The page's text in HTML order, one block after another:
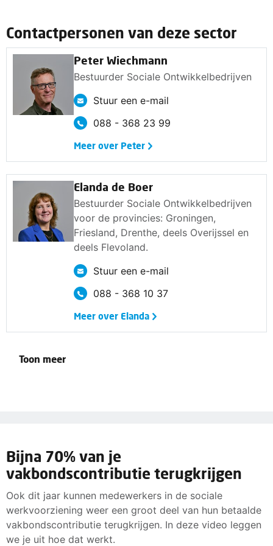
Contactpersonen van deze sector
Peter Wiechmann
Bestuurder Sociale Ontwikkelbedrijven
Stuur een e-mail
088 - 368 23 99
Meer over Peter
Elanda de Boer
Bestuurder Sociale Ontwikkelbedrijven
voor de provincies: Groningen,
Friesland, Drenthe, deels Overijssel en
deels Flevoland.
Stuur een e-mail
088 - 368 10 37
Meer over Elanda
Toon meer
Bijna 70% van je
vakbondscontributie terugkrijgen
Ook dit jaar kunnen medewerkers in de sociale
werkvoorziening weer een groot deel van hun betaalde
vakbondscontributie terugkrijgen. In deze video leggen
we je uit hoe dat werkt.